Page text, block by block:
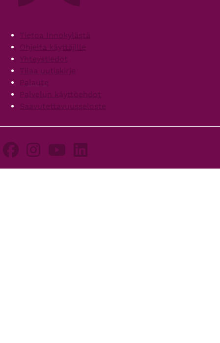
FooterTietoa Innokylästä
Ohjeita käyttäjille
Yhteystiedot
Tilaa uutiskirje
Palaute
Palvelun käyttöehdot
Saavutettavuusseloste